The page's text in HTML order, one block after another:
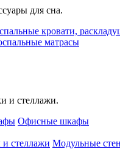
для сна.
кровати,
матрасы
и стеллажи.
Офисные шкафы
стеллажи Модульные